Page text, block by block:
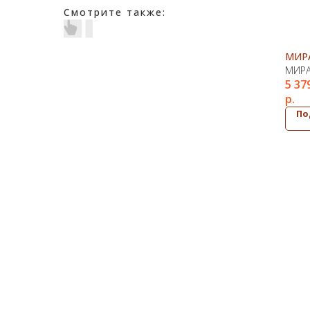
Смотрите также:
5
р.